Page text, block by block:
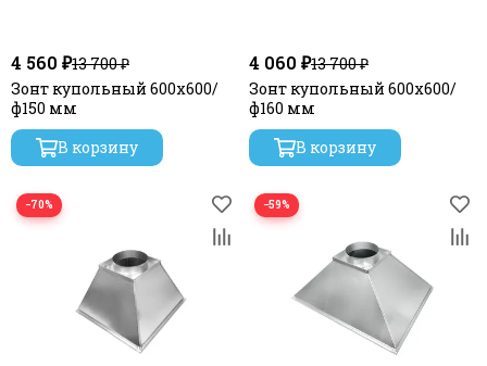
4 560 ₽13 700 ₽
Зонт купольный 600х600/
ф150 мм
В корзину
4 060 ₽13 700 ₽
Зонт купольный 600х600/
ф160 мм
В корзину
−70% −59%